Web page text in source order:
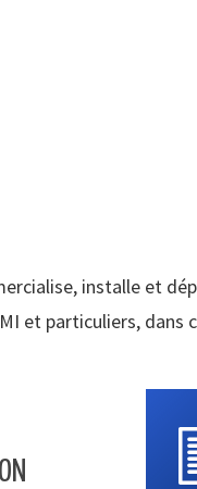
installe et
et particuliers, dans